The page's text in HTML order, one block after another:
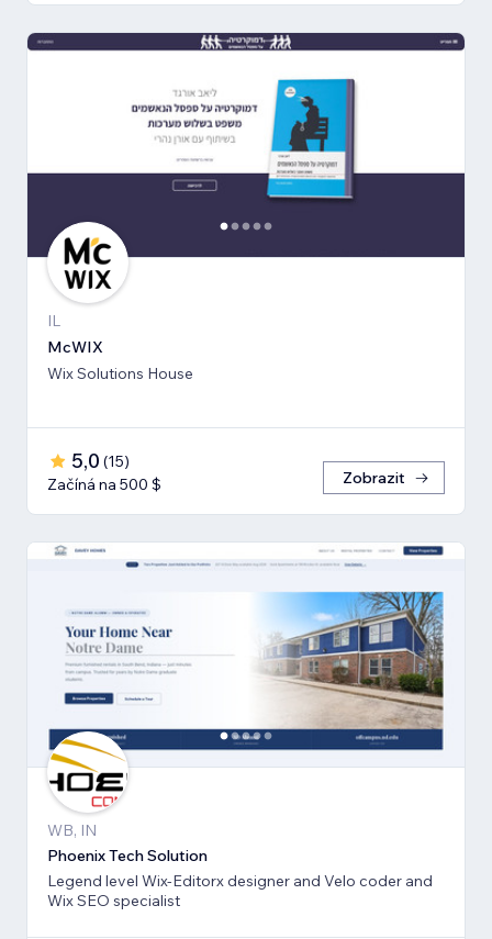
IL
McWIX
Wix Solutions House
5,0 (15)
Začíná na 500 $
Zobrazit
WB, IN
Phoenix Tech Solution
Legend level Wix-Editorx designer and Velo coder and
Wix SEO specialist